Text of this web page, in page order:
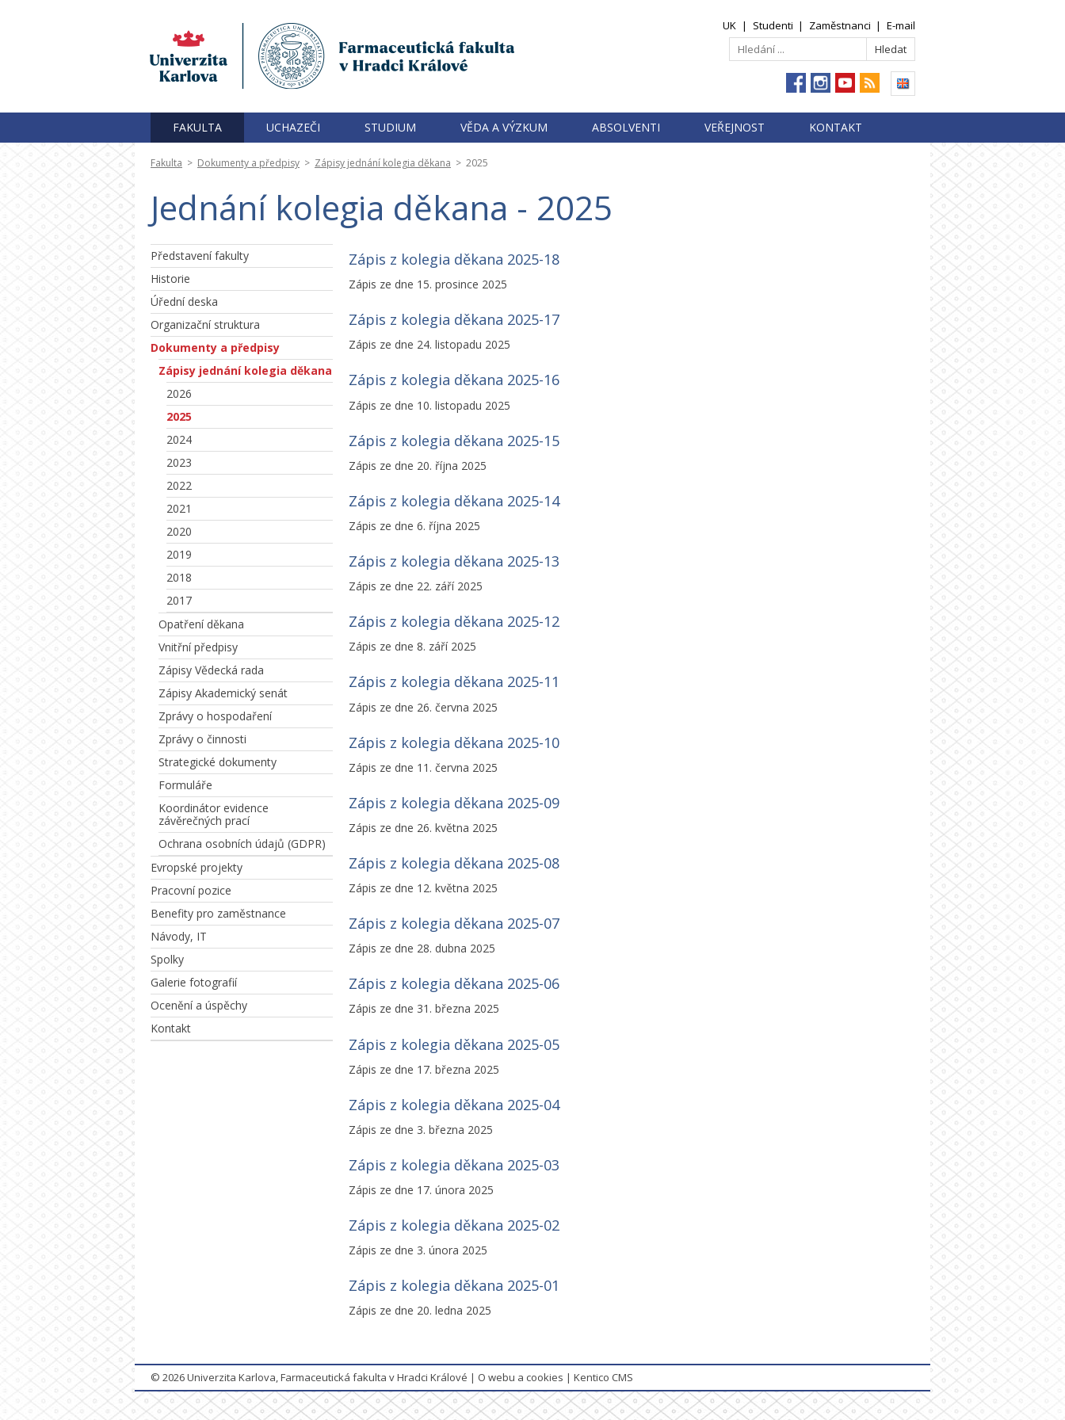
UK | Studenti | Zaměstnanci | E-mail
FAKULTA UCHAZEČI STUDIUM VĚDA A VÝZKUM ABSOLVENTI VEŘEJNOST KONTAKT
Fakulta > Dokumenty a předpisy > Zápisy jednání kolegia děkana > 2025
Jednání kolegia děkana - 2025
Představení fakulty
Historie
Úřední deska
Organizační struktura
Dokumenty a předpisy
Zápisy jednání kolegia děkana
2026
2025
2024
2023
2022
2021
2020
2019
2018
2017
Opatření děkana
Vnitřní předpisy
Zápisy Vědecká rada
Zápisy Akademický senát
Zprávy o hospodaření
Zprávy o činnosti
Strategické dokumenty
Formuláře
Koordinátor evidence
závěrečných prací
Ochrana osobních údajů (GDPR)
Evropské projekty
Pracovní pozice
Benefity pro zaměstnance
Návody, IT
Spolky
Galerie fotografií
Ocenění a úspěchy
Kontakt
Zápis z kolegia děkana 2025-18
Zápis ze dne 15. prosince 2025
Zápis z kolegia děkana 2025-17
Zápis ze dne 24. listopadu 2025
Zápis z kolegia děkana 2025-16
Zápis ze dne 10. listopadu 2025
Zápis z kolegia děkana 2025-15
Zápis ze dne 20. října 2025
Zápis z kolegia děkana 2025-14
Zápis ze dne 6. října 2025
Zápis z kolegia děkana 2025-13
Zápis ze dne 22. září 2025
Zápis z kolegia děkana 2025-12
Zápis ze dne 8. září 2025
Zápis z kolegia děkana 2025-11
Zápis ze dne 26. června 2025
Zápis z kolegia děkana 2025-10
Zápis ze dne 11. června 2025
Zápis z kolegia děkana 2025-09
Zápis ze dne 26. května 2025
Zápis z kolegia děkana 2025-08
Zápis ze dne 12. května 2025
Zápis z kolegia děkana 2025-07
Zápis ze dne 28. dubna 2025
Zápis z kolegia děkana 2025-06
Zápis ze dne 31. března 2025
Zápis z kolegia děkana 2025-05
Zápis ze dne 17. března 2025
Zápis z kolegia děkana 2025-04
Zápis ze dne 3. března 2025
Zápis z kolegia děkana 2025-03
Zápis ze dne 17. února 2025
Zápis z kolegia děkana 2025-02
Zápis ze dne 3. února 2025
Zápis z kolegia děkana 2025-01
Zápis ze dne 20. ledna 2025
© 2026Univerzita Karlova, Farmaceutická fakulta v Hradci Králové | O webu a cookies | Kentico CMS